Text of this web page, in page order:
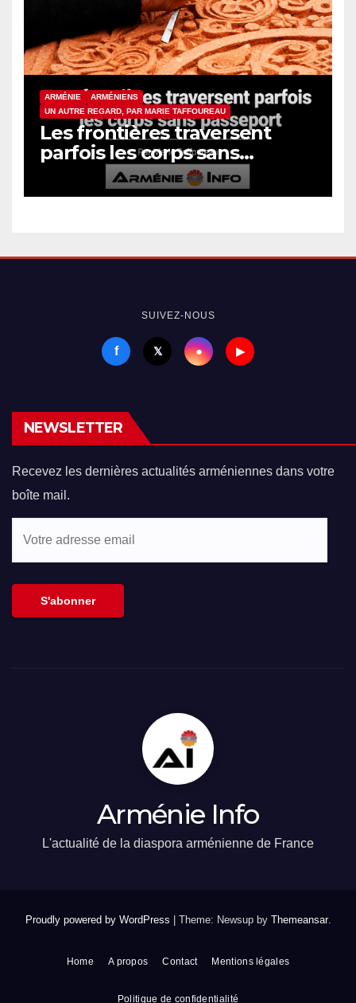
ARMÉNIE
ARMÉNIENS
UN AUTRE REGARD, PAR MARIE TAFFOUREAU
Les frontières traversent
parfois les corps sans
passeport
SUIVEZ-NOUS
f 𝕏 ● ▶
NEWSLETTER
Recevez les dernières actualités arméniennes dans votre
boîte mail.
S'abonner
Arménie Info
L'actualité de la diaspora arménienne de France
Proudly powered by WordPress Theme: Newsup by Themeansar.
Home A propos Contact Mentions légales
Politique de confidentialité